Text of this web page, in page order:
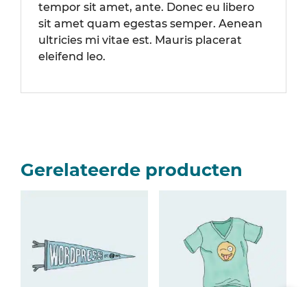
tempor sit amet, ante. Donec eu libero
sit amet quam egestas semper. Aenean
ultricies mi vitae est. Mauris placerat
eleifend leo.
Gerelateerde producten